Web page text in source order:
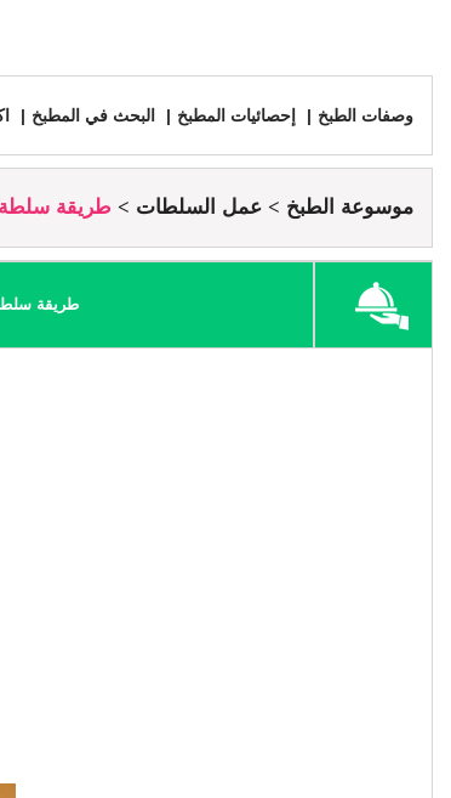
وصفات الطبخ إحصائيات المطبخ البحث في المطبخ
موسوعة الطبخ عمل السلطات طريقة سلطة
طريقة سلطة